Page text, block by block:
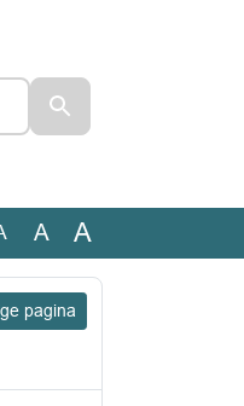
A A
pagina